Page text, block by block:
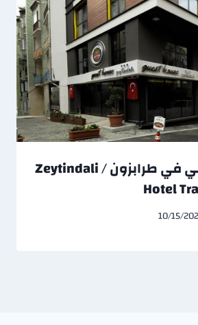
فندق زيتيندالي في طرابزون / Zeytindali
Hotel
10/15/